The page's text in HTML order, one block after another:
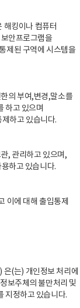
해킹이나 컴퓨터
안프로그램을
제된 구역에 시스템을
의 부여,변경,말소를
하고 있으며
하고 있습니다.
, 관리하고 있으며,
하고 있습니다.
이에 대해 출입통제
(는) 개인정보 처리에
보주체의 불만처리 및
지정하고 있습니다.